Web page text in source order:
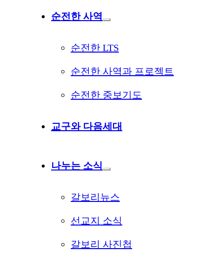
순전한 사역
순전한 LTS
순전한 사역과 프로젝트
순전한 중보기도
교구와 다음세대
나누는 소식
갈보리뉴스
선교지 소식
갈보리 사진첩